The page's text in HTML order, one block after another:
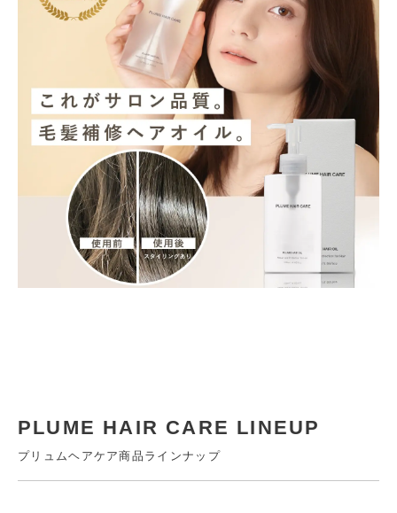
PLUME HAIR CARE LINEUP
プリュムヘアケア商品ラインナップ